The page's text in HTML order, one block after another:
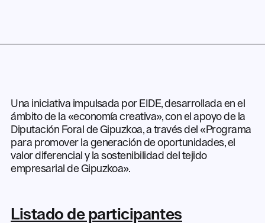
Una iniciativa impulsada por EIDE, desarrollada en el
ámbito de la «economía creativa», con el apoyo de la
Diputación Foral de Gipuzkoa, a través del «Programa
para promover la generación de oportunidades, el
valor diferencial y la sostenibilidad del tejido
empresarial de Gipuzkoa».
Listado de participantes